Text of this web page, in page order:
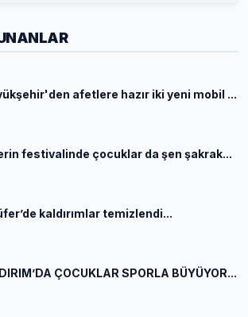
afetlere hazır iki yeni mobil ...
festivalinde çocuklar da şen şakrak...
kaldırımlar temizlendi...
ÇOCUKLAR SPORLA BÜYÜYOR...